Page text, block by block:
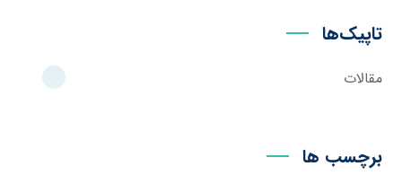
تاپیک‌ها
مقالات
برچسب ها